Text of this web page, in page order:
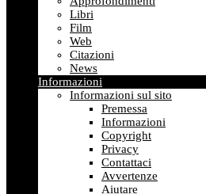
Libri
Film
Web
Citazioni
News
Informazioni
Informazioni sul sito
Premessa
Informazioni
Copyright
Privacy
Contattaci
Avvertenze
Aiutare